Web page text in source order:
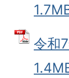
令和